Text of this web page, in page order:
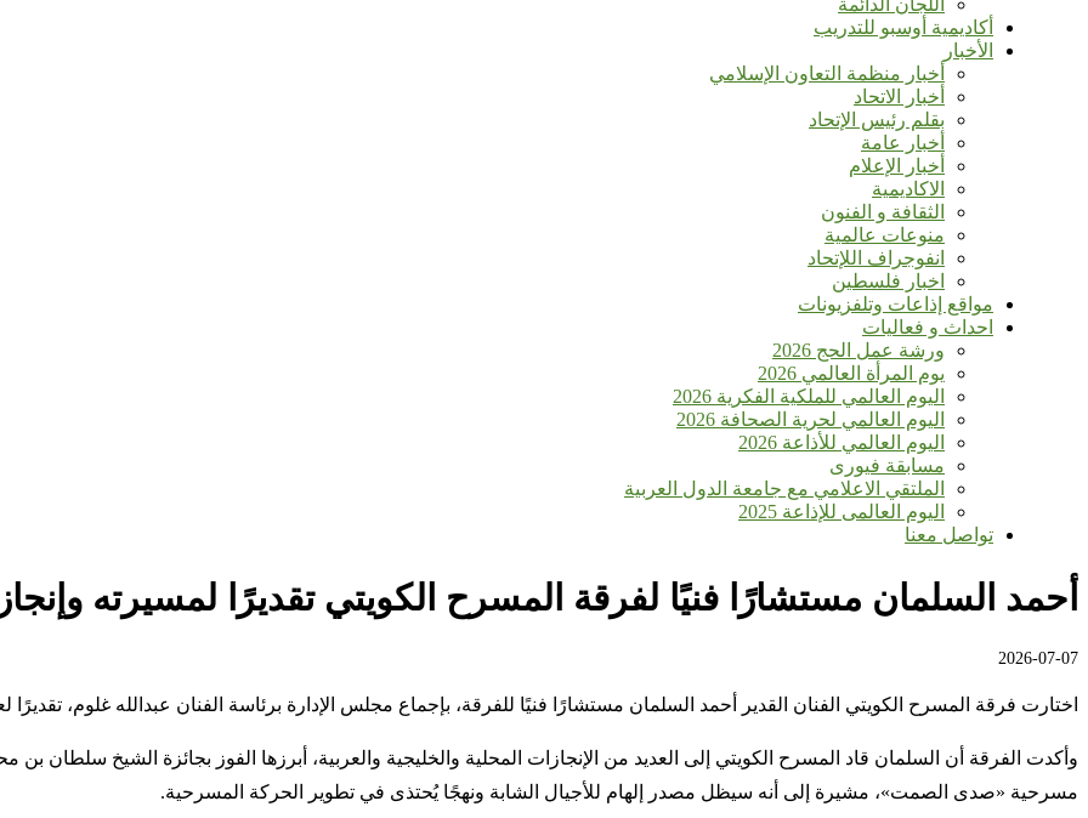
اللجان الدائمة
أكاديمية أوسبو للتدريب
الأخبار
أخبار منظمة التعاون الإسلامي
أخبار الاتحاد
بقلم رئيس الإتحاد
أخبار عامة
أخبار الإعلام
الاكاديمية
الثقافة و الفنون
منوعات عالمية
انفوجراف اللإتحاد
اخبار فلسطين
مواقع إذاعات وتلفزيونات
احداث و فعاليات
ورشة عمل الحج 2026
يوم المرأة العالمي 2026
اليوم العالمي للملكية الفكرية 2026
اليوم العالمي لحرية الصحافة 2026
اليوم العالمي للأذاعة 2026
مسابقة فيورى
الملتقي الاعلامي مع جامعة الدول العربية
اليوم العالمى للإذاعة 2025
تواصل معنا
أحمد السلمان مستشارًا فنيًا لفرقة المسرح الكويتي تقديرًا لمسيرته
2026-07-07
اختارت فرقة المسرح الكويتي الفنان القدير أحمد السلمان مستشارًا فنيًا للفرقة، بإجماع مجلس الإدارة برئاسة الفنان عبدالله غلوم،
وأكدت الفرقة أن السلمان قاد المسرح الكويتي إلى العديد من الإنجازات المحلية والخليجية والعربية، أبرزها الفوز بجائزة الشيخ
مسرحية «صدى الصمت»، مشيرة إلى أنه سيظل مصدر إلهام للأجيال الشابة ونهجًا يُحتذى في تطوير الحركة المسرحية.